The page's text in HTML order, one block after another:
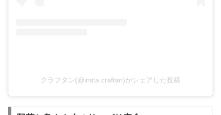
クラフタン(@insta.craftan)がシェアした投稿